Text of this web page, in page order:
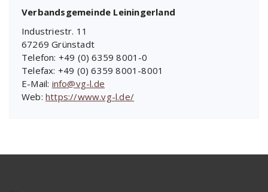
Verbandsgemeinde Leiningerland
Industriestr. 11
67269 Grünstadt
Telefon: +49 (0) 6359 8001-0
Telefax: +49 (0) 6359 8001-8001
E-Mail: info@vg-l.de
Web: https://www.vg-l.de/